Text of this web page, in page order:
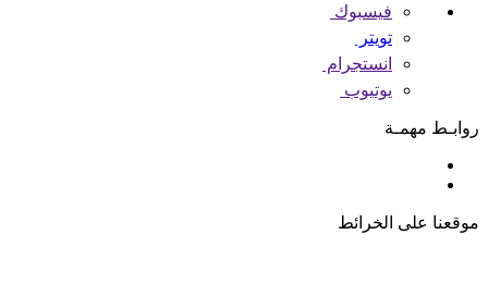
فيسبوك
تويتر
انستجرام
يوتيوب
روابـط مهمـة
موقعنا على الخرائط